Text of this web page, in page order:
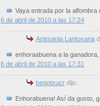
Vaya entrada por la alfombra
6 de abril de 2010 a las 17:24
Artesania Lantoxana
enhoraabuena a la
6 de abril de 2010 a las 17:31
begotxucr dijo...
Enhorabuena! Así da gusto,